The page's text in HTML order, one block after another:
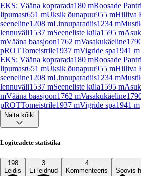
EKS: Vääna koprarada180 mRoosade
lipumast651 mÜksik õunapuu955 mHiiliva
seeneline1208 mLinnuparadiis1234 m
lennuväli1537 mSeeneliste küla1595 m
mVääna baasjoon1762 mVasakukäeline
pROTTomeistrile1937 mVigride spa1941 m
EKS: Vääna koprarada180 mRoosade
lipumast651 mÜksik õunapuu955 mHiiliva
seeneline1208 mLinnuparadiis1234 m
lennuväli1537 mSeeneliste küla1595 m
mVääna baasjoon1762 mVasakukäeline
pROTTomeistrile1937 mVigride spa1941 m
Näita kõiki
Logiteadete statistika
198
Leidis
3
Ei leidnud
4
Kommenteeris
Soovis